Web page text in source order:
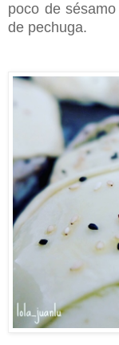
poco de
de pechuga.